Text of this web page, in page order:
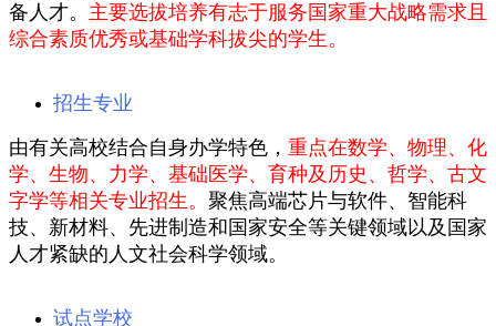
备人才。 主要选拔培养有志于服务国家重大战略需求且
综合素质优秀或基础学科拔尖的学生。
招生专业
由有关高校结合自身办学特色， 重点在数学、物理、化
学、生物、力学、基础医学、育种及历史、哲学、古文
字学等相关专业招生。 聚焦高端芯片与软件、智能科
技、新材料、先进制造和国家安全等关键领域以及国家
人才紧缺的人文社会科学领域。
试点学校